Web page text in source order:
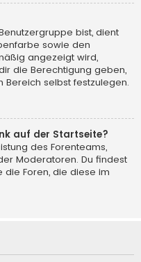
bist, dient
sowie den
angezeigt wird,
die Berechtigung geben,
selbst festzulegen.
auf der Startseite?
des Forenteams,
Moderatoren. Du findest
Foren, die diese im